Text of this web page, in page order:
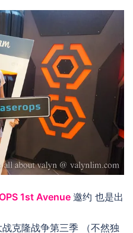
1st Avenue 邀约 也是出
克隆战争第三季 （不然独